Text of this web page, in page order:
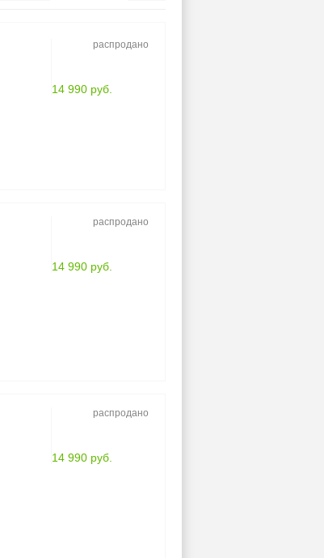
14 990 руб.
распродано
14 990 руб.
распродано
14 990 руб.
распродано